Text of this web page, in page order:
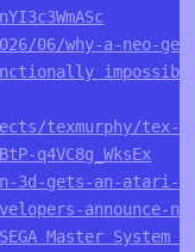
06/why-a-neo-
texmurphy/tex-
q4VC8g_WksEx
gets-an-atari-
announce-
Master System